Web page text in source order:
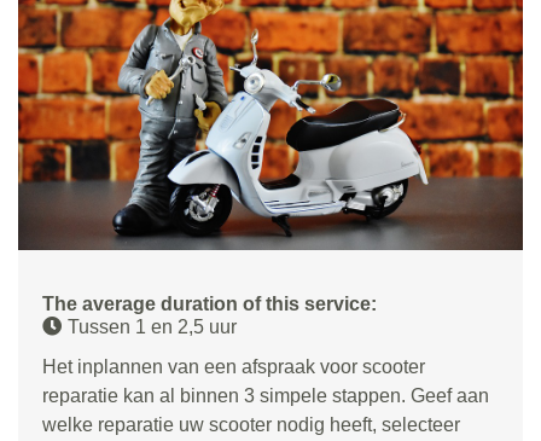
The average duration of this service:
Tussen 1 en 2,5 uur
Het inplannen van een afspraak voor scooter
reparatie kan al binnen 3 simpele stappen. Geef aan
welke reparatie uw scooter nodig heeft, selecteer